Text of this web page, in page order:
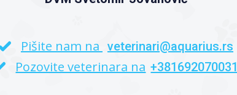
Pišite nam na veterinari@aquarius.rs
Pozovite veterinara na +381692070031